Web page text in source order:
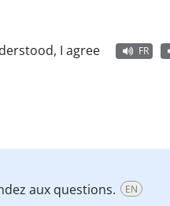
I agree FR
aux questions. EN